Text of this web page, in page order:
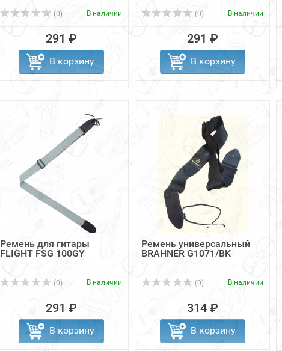
(0) В наличии
291 ₽
В корзину
(0) В наличии
291 ₽
В корзину
Ремень для гитары
FLIGHT FSG 100GY
(0) В наличии
291 ₽
В корзину
Ремень универсальный
BRAHNER G1071/BK
(0) В наличии
314 ₽
В корзину